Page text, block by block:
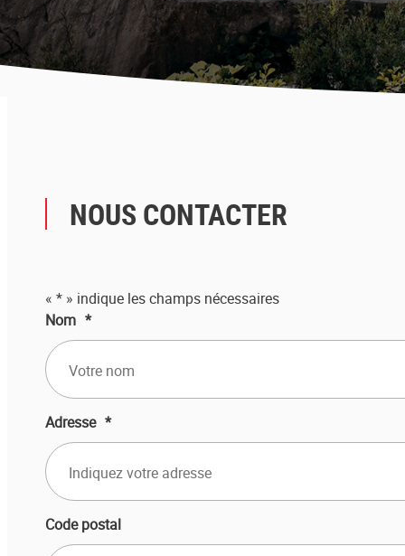
NOUS CONTACTER
« * » indique les champs nécessaires
Nom *
Adresse *
Code postal